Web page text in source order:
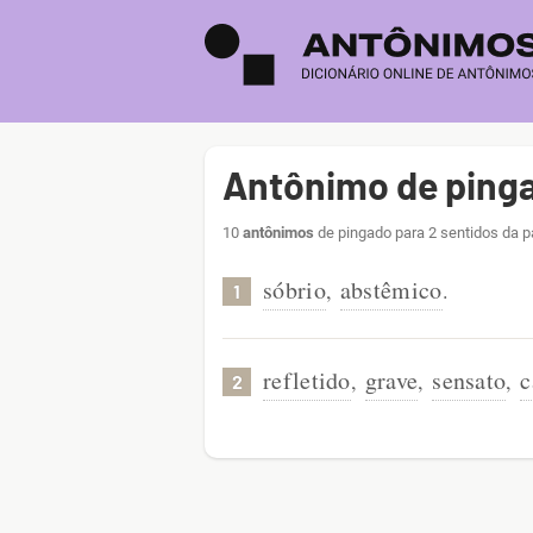
Antônimo de
10 antônimos de pingado para 2 sentidos da
1 sóbrio, abstêmico.
2 refletido, grave, sensato,